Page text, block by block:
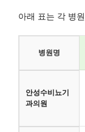
아래 표는 각 병
병원명
안성수비뇨기
과의원